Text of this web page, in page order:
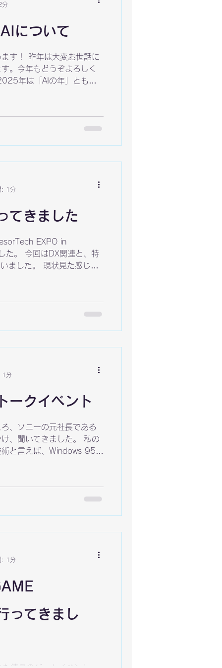
について
す！ 昨年は大変お世話に
。今年もどうぞよろしく
年は「AIの年」とも言
Claude、Geminiといった
率は大幅に向上していま
向上」のために活用する
、クオリティの低い
分
てきました
EXPO in
た。 今回はDX関連と、特
ました。 現状見た感じだ
利用していると、AIが突
り、逆に今日は体調が悪
。 おそらく本当の波が来
: 1分
ークイベント
、ソニーの元社長である
、聞いてきました。 私の
と言えば、Windows 95と
ド』が海外に出ることもな
講演を行った平井氏は、間
1分
ってきまし
: 1分